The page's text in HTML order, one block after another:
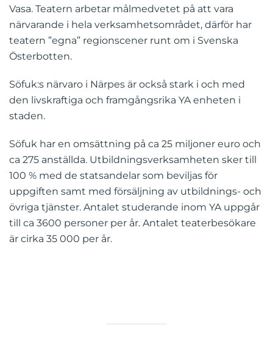
Vasa. Teatern arbetar målmedvetet på att vara
närvarande i hela verksamhetsområdet, därför har
teatern ”egna” regionscener runt om i Svenska
Österbotten.
Söfuk:s närvaro i Närpes är också stark i och med
den livskraftiga och framgångsrika YA enheten i
staden.
Söfuk har en omsättning på ca 25 miljoner euro och
ca 275 anställda. Utbildningsverksamheten sker till
100 % med de statsandelar som beviljas för
uppgiften samt med försäljning av utbildnings- och
övriga tjänster. Antalet studerande inom YA uppgår
till ca 3600 personer per år. Antalet teaterbesökare
är cirka 35 000 per år.